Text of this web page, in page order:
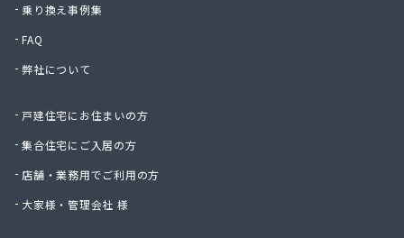
村上プロパン店
太陽ガス株式会社
大幸プロパン株式会社
大鵬ホーム産業株式会社
大牟田ガスエネルギー株式会社玉名営業所
大和プロパン
乗り換え事例集
FAQ
弊社について
戸建住宅にお住まいの方
集合住宅にご入居の方
店舗・業務用でご利用の方
大家様・管理会社 様